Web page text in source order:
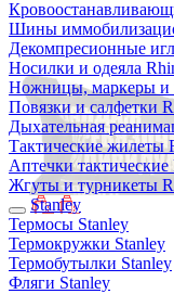
Шины
Декомпресионные
Носилки и одеяла
Ножницы, маркеры и
Повязки и салфетки
Дыхательная
Тактические жилеты
Аптечки тактические
Жгуты и турникеты
Stanley
Термосы Stanley
Термокружки Stanley
Термобутылки Stanley
Фляги Stanley